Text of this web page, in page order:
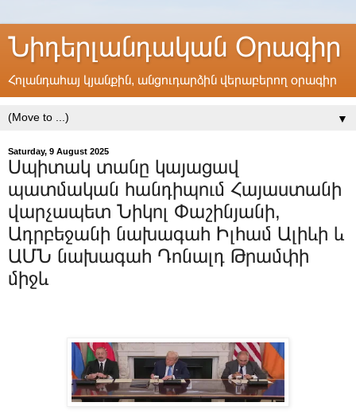
Նիդերլանդական Օրագիր
Հոլանդահայ կյանքին, անցուդարձին վերաբերող օրագիր
▼
Saturday, 9 August 2025
Սպիտակ տանը կայացավ
պատմական հանդիպում Հայաստանի
վարչապետ Նիկոլ Փաշինյանի,
Ադրբեջանի նախագահ Իլհամ Ալիևի և
ԱՄՆ նախագահ Դոնալդ Թրամփի
միջև